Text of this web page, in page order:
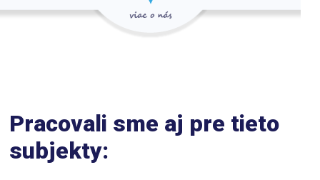
Pracovali sme aj pre tieto
subjekty: